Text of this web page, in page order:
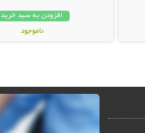
افزودن به سبد خرید
ناموجود